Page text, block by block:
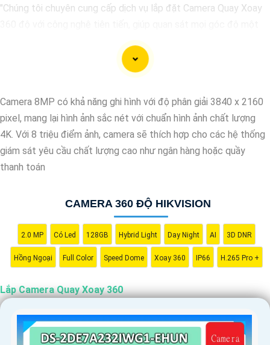
"Chúng tôi chuyên cung cấp dịch vụ lắp đặt Camera Quay Xoay
dõi và giám sát mọi hoạt động trong khu vực mục tiêu một cách
dễ dàng và tiện lợi. Hãy liên hệ với chúng tôi để được tư vấn và
bạn."
'
Camera 8MP có khả năng ghi hình với độ phân giải 3840 x 2160
pixel, mang lại hình ảnh sắc nét với chuẩn hình ảnh chất lượng
4K. Với 8 triệu điểm ảnh, camera sẽ thích hợp cho các hệ thống
giám sát yêu cầu chất lượng cao như ngân hàng hoặc quầy
thanh toán
CAMERA 360 ĐỘ HIKVISION
2.0 MP Có Led 128GB Hybrid Light Day Night AI 3D DNR
Hồng Ngoại Full Color Speed Dome Xoay 360 IP66 H.265 Pro +
Lắp Camera Quay Xoay 360